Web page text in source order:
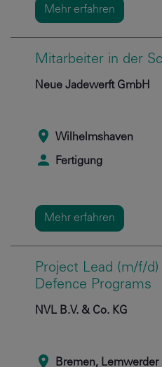
Mehr erfahren
Mitarbeiter in der
Neue Jadewerft GmbH
Wilhelmshaven
Fertigung
Mehr erfahren
Project Lead (m/f/
Defence Programs
NVL B.V. & Co. KG
Bremen, Lemwerder